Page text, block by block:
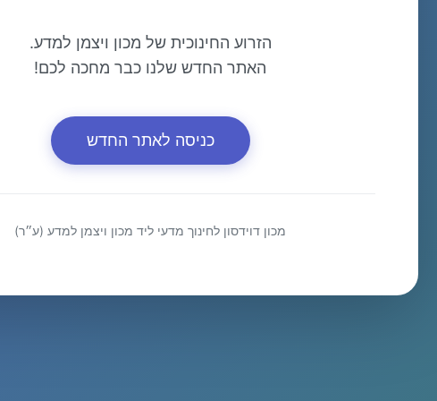
הזרוע החינוכית של מכון ויצמן למדע.
האתר החדש שלנו כבר מחכה לכם!
כניסה לאתר החדש
מכון דוידסון לחינוך מדעי ליד מכון ויצמן למדע (ע״ר)